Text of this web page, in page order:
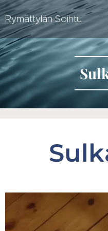
Rymättylän Soihtu